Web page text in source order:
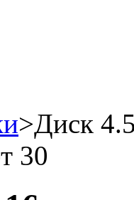
>Диск
30